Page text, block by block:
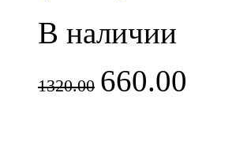
В наличии
1320.00 660.00